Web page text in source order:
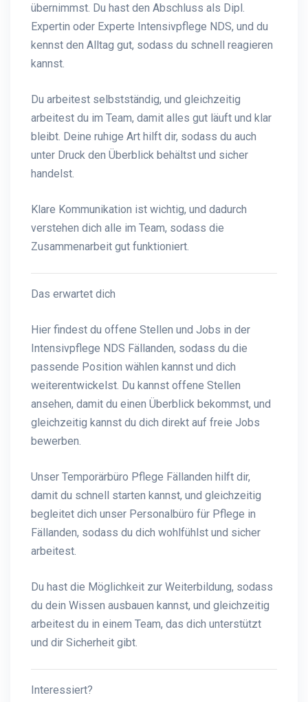
übernimmst. Du hast den Abschluss als Dipl.
Expertin oder Experte Intensivpflege NDS, und du
kennst den Alltag gut, sodass du schnell reagieren
kannst.
Du arbeitest selbstständig, und gleichzeitig
arbeitest du im Team, damit alles gut läuft und klar
bleibt. Deine ruhige Art hilft dir, sodass du auch
unter Druck den Überblick behältst und sicher
handelst.
Klare Kommunikation ist wichtig, und dadurch
verstehen dich alle im Team, sodass die
Zusammenarbeit gut funktioniert.
Das erwartet dich
Hier findest du offene Stellen und Jobs in der
Intensivpflege NDS Fällanden, sodass du die
passende Position wählen kannst und dich
weiterentwickelst. Du kannst offene Stellen
ansehen, damit du einen Überblick bekommst, und
gleichzeitig kannst du dich direkt auf freie Jobs
bewerben.
Unser Temporärbüro Pflege Fällanden hilft dir,
damit du schnell starten kannst, und gleichzeitig
begleitet dich unser Personalbüro für Pflege in
Fällanden, sodass du dich wohlfühlst und sicher
arbeitest.
Du hast die Möglichkeit zur Weiterbildung, sodass
du dein Wissen ausbauen kannst, und gleichzeitig
arbeitest du in einem Team, das dich unterstützt
und dir Sicherheit gibt.
Interessiert?